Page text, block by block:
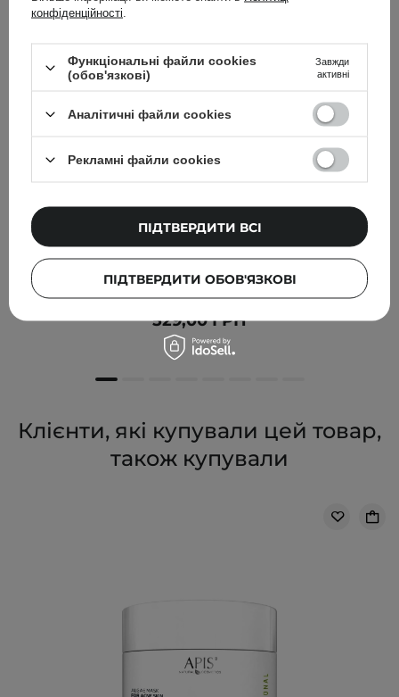
БЕСТСЕЛЕР
Geek & Gorgeous - Сироватка з вітаміном С 15% - C-
Glow - 30ml
529,00 ГРН
Клієнти, які купували цей товар,
також купували
конфіденційності
Функціональні файли cookies
(обов'язкові)
Завжди
активні
Аналітичні файли cookies
Рекламні файли cookies
ПІДТВЕРДИТИ ОБОВ'ЯЗКОВІ
ПІДТВЕРДИТИ ВСІ